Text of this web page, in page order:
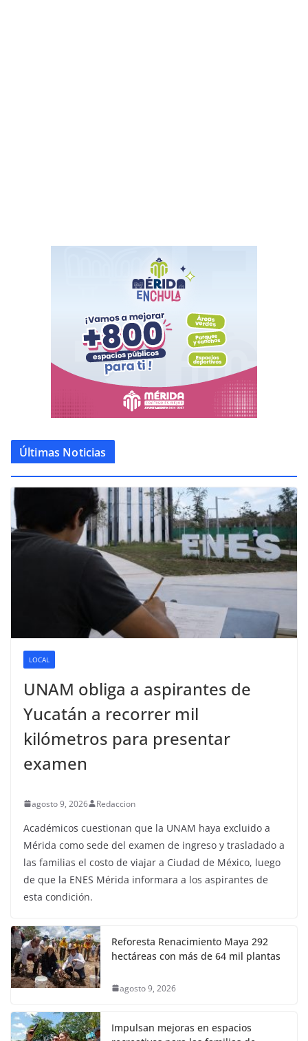
Últimas Noticias
LOCAL
UNAM obliga a aspirantes de
Yucatán a recorrer mil
kilómetros para presentar
examen
agosto 9, 2026 Redaccion
Académicos cuestionan que la UNAM haya excluido a
Mérida como sede del examen de ingreso y trasladado a
las familias el costo de viajar a Ciudad de México, luego
de que la ENES Mérida informara a los aspirantes de
esta condición.
Reforesta Renacimiento Maya 292
hectáreas con más de 64 mil plantas
agosto 9, 2026
Impulsan mejoras en espacios